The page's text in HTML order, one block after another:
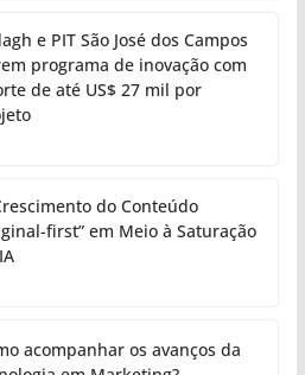
e PIT São José dos Campos
programa de inovação com
de até US$ 27 mil por
do Conteúdo
first” em Meio à Saturação
acompanhar os avanços da